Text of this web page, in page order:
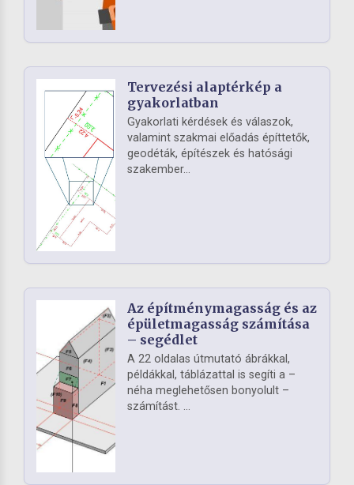
Tervezési alaptérkép a
gyakorlatban
Gyakorlati kérdések és válaszok,
valamint szakmai előadás építtetők,
geodéták, építészek és hatósági
szakember...
Az építménymagasság és az
épületmagasság számítása
– segédlet
A 22 oldalas útmutató ábrákkal,
példákkal, táblázattal is segíti a –
néha meglehetősen bonyolult –
számítást. ...